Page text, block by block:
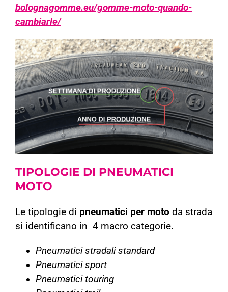
bolognagomme.eu/gomme-moto-quando-
cambiarle/
TIPOLOGIE DI PNEUMATICI
MOTO
Le tipologie di pneumatici per moto da strada
si identificano in 4 macro categorie.
Pneumatici stradali standard
Pneumatici sport
Pneumatici touring